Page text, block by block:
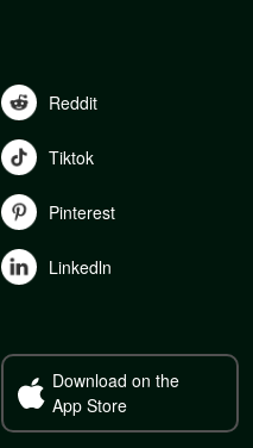
Reddit
Tiktok
Pinterest
Linkedln
Download on the
App Store